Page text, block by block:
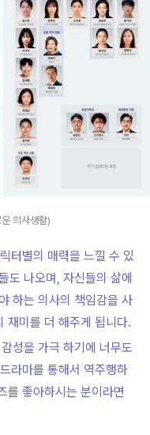
의사생활)
터별의 매력을 느낄 수 있
도 나오며, 자신들의 삶에
하는 의사의 책임감을 사
재미를 더 해주게 됩니다.
성을 가극 하기에 너무도
라마를 통해서 역주행하
를 좋아하시는 분이라면